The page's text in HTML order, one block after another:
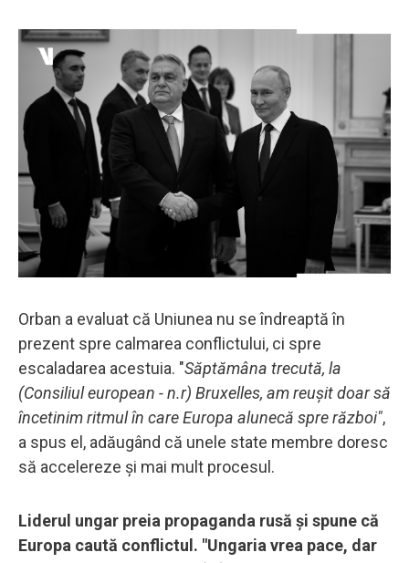
Orban a evaluat că Uniunea nu se îndreaptă în
prezent spre calmarea conflictului, ci spre
escaladarea acestuia. "Săptămâna trecută, la
(Consiliul european - n.r) Bruxelles, am reușit doar să
încetinim ritmul în care Europa alunecă spre război",
a spus el, adăugând că unele state membre doresc
să accelereze și mai mult procesul.
Liderul ungar preia propaganda rusă și spune că
Europa caută conflictul. "Ungaria vrea pace, dar